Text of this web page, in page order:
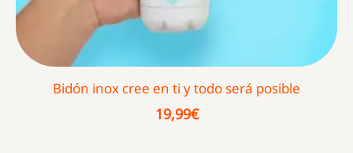
Bidón inox cree en ti y todo será posible
19,99€